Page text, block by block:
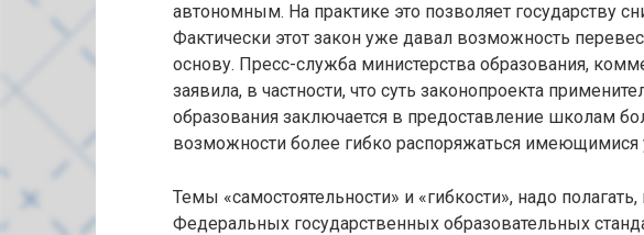
автономным. На практике это позволяет государству
Фактически этот закон уже давал возможность
основу. Пресс-служба министерства образования,
заявила, в частности, что суть законопроекта
образования заключается в предоставление школам
возможности более гибко распоряжаться имеющимися
Темы «самостоятельности» и «гибкости», надо
Федеральных государственных образовательных